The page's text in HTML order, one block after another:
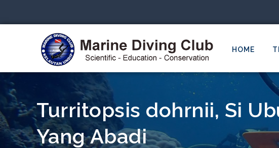
MDC
HOME
Turritopsis dohrnii, Si
Yang Abadi